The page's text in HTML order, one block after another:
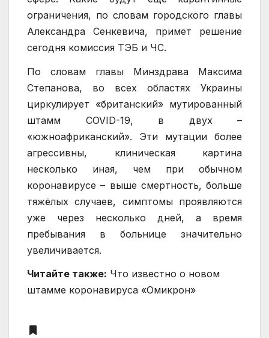
ограничения, по словам городского главы
Александра Сенкевича, примет решение
сегодня комиссия ТЭБ и ЧС.
По словам главы Минздрава Максима
Степанова, во всех областях Украины
циркулирует «британский» мутированный
штамм COVID-19, в двух –
«южноафриканский». Эти мутации более
агрессивны, клиническая картина
несколько иная, чем при обычном
коронавирусе – выше смертность, больше
тяжёлых случаев, симптомы проявляются
уже через несколько дней, а время
пребывания в больнице значительно
увеличивается.
Читайте также: Что известно о новом
штамме коронавируса «Омикрон»